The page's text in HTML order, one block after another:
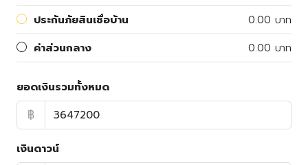
ประกันภัยสินเชื่อบ้าน
0.00 บาท
ค่าส่วนกลาง
0.00 บาท
ยอดเงินรวมทั้งหมด
฿
เงินดาวน์